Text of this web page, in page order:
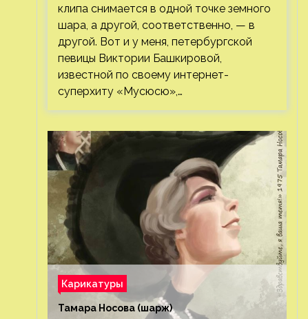
клипа снимается в одной точке земного
шара, а другой, соответственно, — в
другой. Вот и у меня, петербургской
певицы Виктории Башкировой,
известной по своему интернет-
суперхиту «Мусюсю»,…
Карикатуры
Тамара Носова (шарж)⁠⁠